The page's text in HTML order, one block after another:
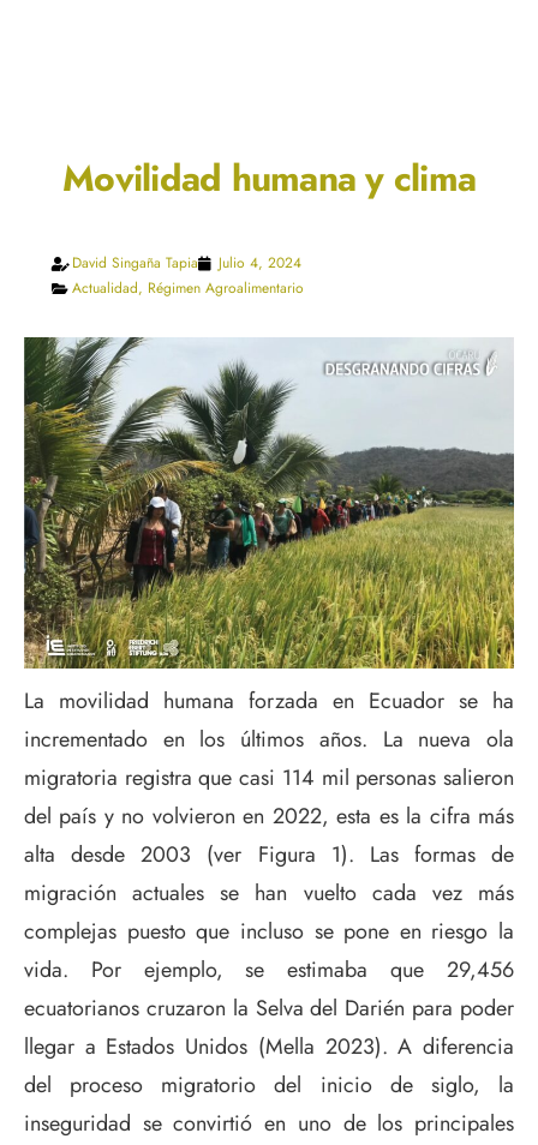
Movilidad humana y clima
David Singaña Tapia
Julio 4, 2024
Actualidad, Régimen Agroalimentario
La movilidad humana forzada en Ecuador se ha
incrementado en los últimos años. La nueva ola
migratoria registra que casi 114 mil personas salieron
del país y no volvieron en 2022, esta es la cifra más
alta desde 2003 (ver Figura 1). Las formas de
migración actuales se han vuelto cada vez más
complejas puesto que incluso se pone en riesgo la
vida. Por ejemplo, se estimaba que 29,456
ecuatorianos cruzaron la Selva del Darién para poder
llegar a Estados Unidos (Mella 2023). A diferencia
del proceso migratorio del inicio de siglo, la
inseguridad se convirtió en uno de los principales